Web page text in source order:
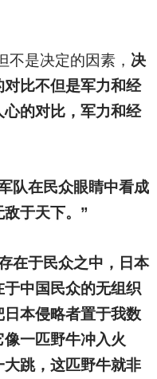
不是决定的因素， 决
比不但是军力和经
的对比，军力和经
队在民众眼睛中看成
于天下。”
在于民众之中，日本
中国民众的无组织
本侵略者置于我数
一匹野牛冲入火
跳，这匹野牛就非